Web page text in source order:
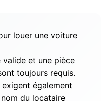
louer une voiture
valide et une pièce
toujours requis.
également
du locataire